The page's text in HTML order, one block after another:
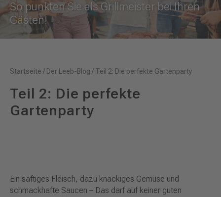
So punkten Sie als Grillmeister bei Ihren
Gästen!
Startseite / Der Leeb-Blog / Teil 2: Die perfekte Gartenparty
Teil 2: Die perfekte
Gartenparty
Ein saftiges Fleisch, dazu knackiges Gemüse und
schmackhafte Saucen – Das darf auf keiner guten